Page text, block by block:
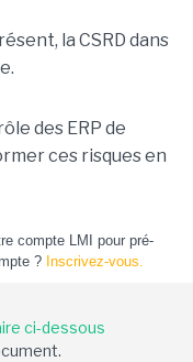
la CSRD dans
des ERP de
ces risques en
compte LMI pour pré-
? Inscrivez-vous.
ci-dessous